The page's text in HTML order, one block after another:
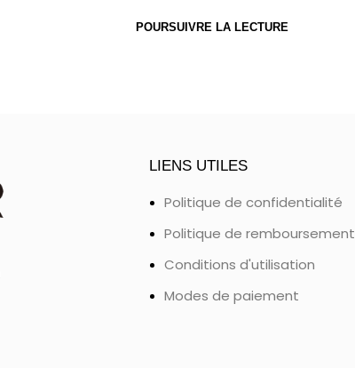
POURSUIVRE LA LECTURE
LIENS UTILES
Politique de confidentialité
Politique de remboursement
Conditions d'utilisation
Modes de paiement